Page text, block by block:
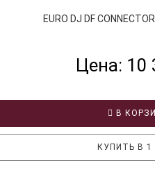
EURO DJ DF
Цена: 10
В
КУПИТЬ В 1